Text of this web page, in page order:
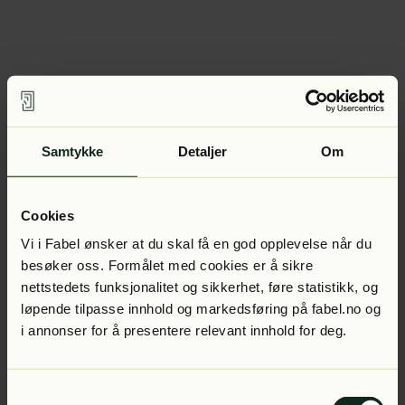
Samtykke Detaljer Om
Cookies
Vi i Fabel ønsker at du skal få en god opplevelse når du
besøker oss. Formålet med cookies er å sikre
nettstedets funksjonalitet og sikkerhet, føre statistikk, og
løpende tilpasse innhold og markedsføring på fabel.no og
i annonser for å presentere relevant innhold for deg.